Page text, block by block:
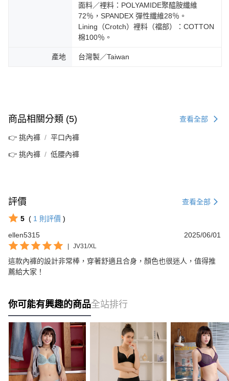
面料／裡料：POLYAMIDE聚醯胺纖維
72％，SPANDEX 彈性纖維28％。
Lining（Crotch）裡料（襠部）：COTTON
棉100％。
產地 台灣製／Taiwan
商品相關分類 (5) 查看全部
👉 挑內褲 平口內褲
👉 挑內褲 低腰內褲
評價 查看全部
5 ( 1 則評價 )
ellen5315
2025/06/01
| JV31/XL
這款內褲的設計非常棒，穿著舒適且合身，顏色也很迷人，值得推
薦給大家！
你可能有興趣的商品全站排行